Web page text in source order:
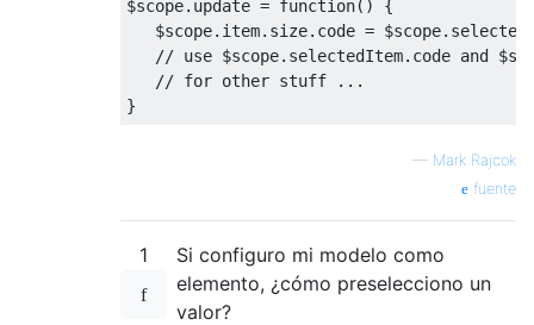
$scope. update = function()
{
   $scope
. item. size. code = $scope.
// use $scope.selectedItem.code and
// for other stuff ...
}
— Mark Rajcok
fuente
1
Si configuro mi modelo como
elemento, ¿cómo preselecciono un
valor?